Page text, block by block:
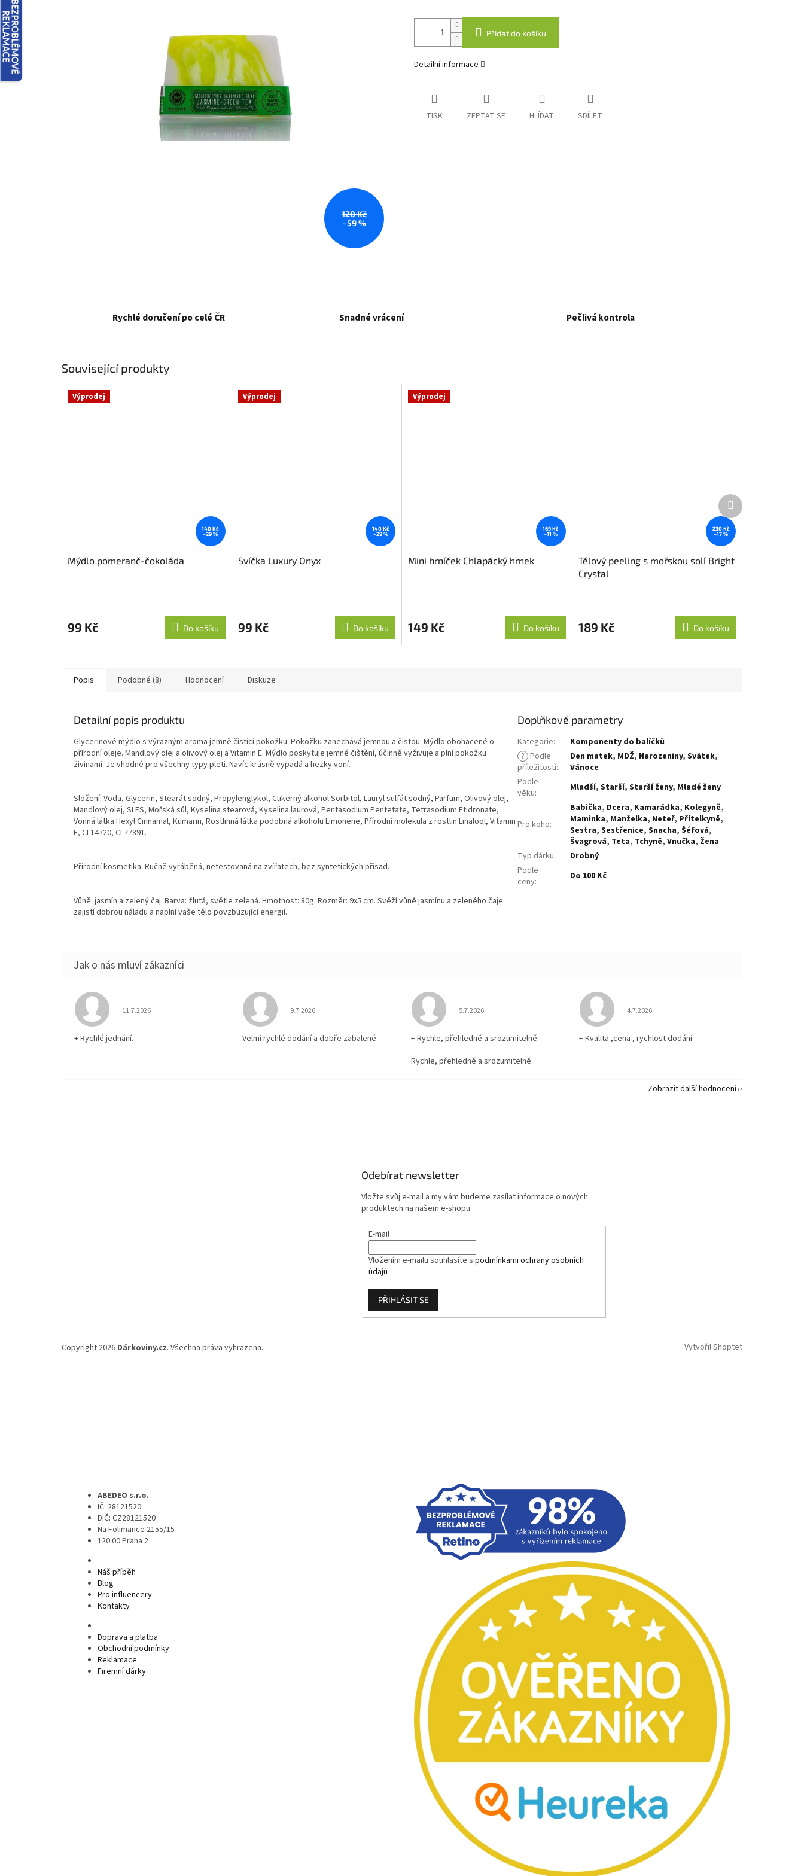
120 Kč
–59 %
Přidat do košíku
Detailní informace
TISK ZEPTAT SE HLÍDAT SDÍLET
Rychlé doručení po celé ČR Snadné vrácení Pečlivá kontrola
Související produkty
Výprodej
140 Kč
–29 %
Mýdlo pomeranč-čokoláda
99 Kč Do košíku
Výprodej
140 Kč
–29 %
Svíčka Luxury Onyx
99 Kč Do košíku
Výprodej
169 Kč
–11 %
Mini hrníček Chlapácký hrnek
149 Kč Do košíku
230 Kč
–17 %
Tělový peeling s mořskou solí Bright
Crystal
189 Kč Do košíku
Další
produkt
Popis Podobné (8) Hodnocení Diskuze
Detailní popis produktu
Glycerinové mýdlo s výrazným aroma jemně čistící pokožku. Pokožku zanechává jemnou a čistou. Mýdlo obohacené o
přírodní oleje. Mandlový olej a olivový olej a Vitamin E. Mýdlo poskytuje jemné čištění, účinně vyživuje a plní pokožku
živinami. Je vhodné pro všechny typy pleti. Navíc krásně vypadá a hezky voní.
Složení: Voda, Glycerin, Stearát sodný, Propylenglykol, Cukerný alkohol Sorbitol, Lauryl sulfát sodný, Parfum, Olivový olej,
Mandlový olej, SLES, Mořská sůl, Kyselina stearová, Kyselina laurová, Pentasodium Pentetate, Tetrasodium Etidronate,
Vonná látka Hexyl Cinnamal, Kumarin, Rostlinná látka podobná alkoholu Limonene, Přírodní molekula z rostlin Linalool, Vitamin
E, CI 14720, CI 77891.
Přírodní kosmetika. Ručně vyráběná, netestovaná na zvířatech, bez syntetických přísad.
Vůně: jasmín a zelený čaj. Barva: žlutá, světle zelená. Hmotnost: 80g. Rozměr: 9x5 cm. Svěží vůně jasmínu a zeleného čaje
zajistí dobrou náladu a naplní vaše tělo povzbuzující energií.
Doplňkové parametry
Kategorie:
Komponenty do balíčků
? Podle
příležitosti:
Den matek, MDŽ, Narozeniny,Svátek,
Vánoce
Podle
věku: Mladší,Starší,Starší ženy, Mladé ženy
Pro koho:
Babička, Dcera, Kamarádka, Kolegyně,
Maminka, Manželka, Neteř, Přítelkyně,
Sestra,Sestřenice,Snacha,Šéfová,
Švagrová, Teta, Tchyně,Vnučka, Žena
Typ dárku:
Drobný
Podle
ceny: Do 100 Kč
Hodnocení obchodu je 5 z 5 hvězdiček.
11.7.2026
+ Rychlé jednání.
Hodnocení obchodu je 5 z 5 hvězdiček.
9.7.2026
Velmi rychlé dodání a dobře zabalené.
Hodnocení obchodu je 5 z 5 hvězdiček.
5.7.2026
+ Rychle, přehledně a srozumitelně
Rychle, přehledně a srozumitelně
Hodnocení obchodu je 5 z 5 hvězdiček.
4.7.2026
+ Kvalita ,cena , rychlost dodání
Zobrazit další hodnocení
Odebírat newsletter
Vložte svůj e-mail a my vám budeme zasílat informace o nových
produktech na našem e-shopu.
E-mail
Vložením e-mailu souhlasíte s podmínkami ochrany osobních
údajů
PŘIHLÁSIT SE
Vytvořil Shoptet
Copyright 2026 Dárkoviny.cz. Všechna práva vyhrazena.
ABEDEO s.r.o.
IČ: 28121520
DIČ: CZ28121520
Na Folimance 2155/15
120 00 Praha 2
Náš příběh
Blog
Pro influencery
Kontakty
Doprava a platba
Obchodní podmínky
Reklamace
Firemní dárky